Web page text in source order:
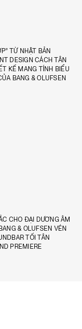
TỪ NHẬT BẢN
DESIGN CÁCH TÂN
KẾ MANG TÍNH BIỂU
BANG & OLUFSEN
CHO ĐẠI DƯƠNG ÂM
& OLUFSEN VÉN
TỐI TÂN
PREMIERE